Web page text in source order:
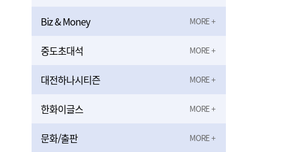
Biz & Money
중도초대석
대전하나시티즌
한화이글스
문화/출판